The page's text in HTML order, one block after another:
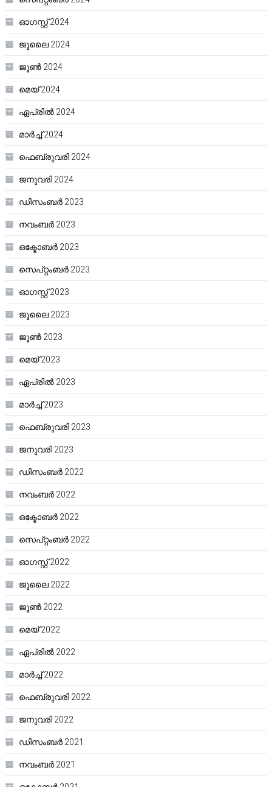
ഓഗസ്റ്റ്‌ 2024
ജൂലൈ 2024
ജൂൺ 2024
മെയ്‌ 2024
ഏപ്രിൽ 2024
മാർച്ച്‌ 2024
ഫെബ്രുവരി 2024
ജനുവരി 2024
ഡിസംബർ 2023
നവംബർ 2023
ഒക്ടോബർ 2023
സെപ്റ്റംബർ 2023
ഓഗസ്റ്റ്‌ 2023
ജൂലൈ 2023
ജൂൺ 2023
മെയ്‌ 2023
ഏപ്രിൽ 2023
മാർച്ച്‌ 2023
ഫെബ്രുവരി 2023
ജനുവരി 2023
ഡിസംബർ 2022
നവംബർ 2022
ഒക്ടോബർ 2022
സെപ്റ്റംബർ 2022
ഓഗസ്റ്റ്‌ 2022
ജൂലൈ 2022
ജൂൺ 2022
മെയ്‌ 2022
ഏപ്രിൽ 2022
മാർച്ച്‌ 2022
ഫെബ്രുവരി 2022
ജനുവരി 2022
ഡിസംബർ 2021
നവംബർ 2021